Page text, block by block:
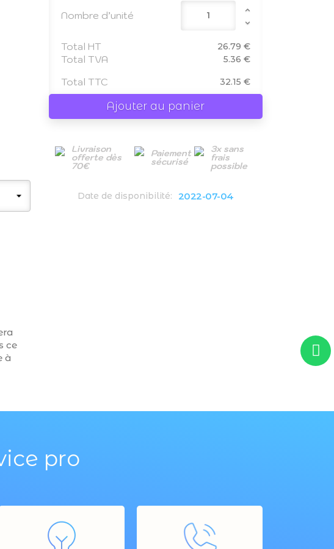
ce
à
Nombre d’unité
Total HT 26.79 €
Total TVA 5.36 €
Total TTC 32.15 €
Ajouter au panier
Livraison
offerte dès
70€
Paiement
sécurisé
3x sans
frais
possible
Date de disponibilité: 2022-07-04
pro